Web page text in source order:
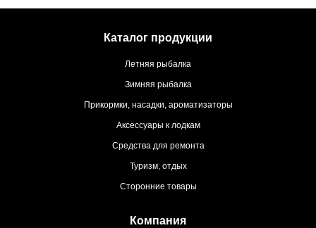
Каталог продукции
Летняя рыбалка
Зимняя рыбалка
Прикормки, насадки, ароматизаторы
Аксессуары к лодкам
Средства для ремонта
Туризм, отдых
Сторонние товары
Компания